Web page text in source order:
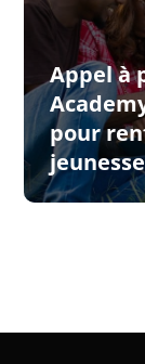
Appel à
pour